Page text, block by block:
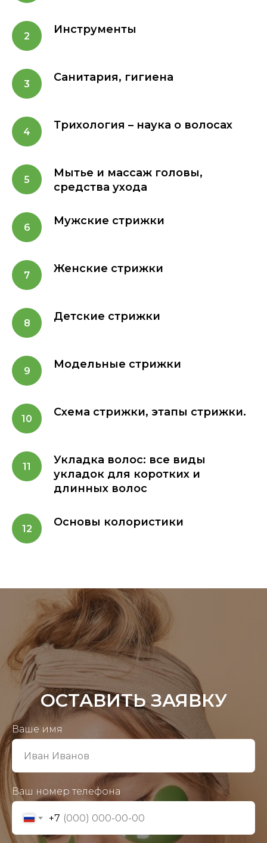
Инструменты
Санитария, гигиена
Трихология – наука о волосах
Мытье и массаж головы,
средства ухода
Мужские стрижки
Женские стрижки
Детские стрижки
Модельные стрижки
Схема стрижки, этапы стрижки.
Укладка волос: все виды
укладок для коротких и
длинных волос
Основы колористики
ОСТАВИТЬ ЗАЯВКУ
Ваше имя
Ваш номер телефона
+7